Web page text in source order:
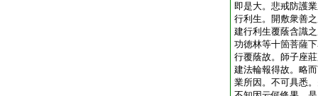
即是大。悲戒防護
行利生。開敷衆善
建行利生覆蔭含識
功徳林等十箇菩薩
行覆蔭故。師子座
建法輪報得故。略
業所因。不可具悉